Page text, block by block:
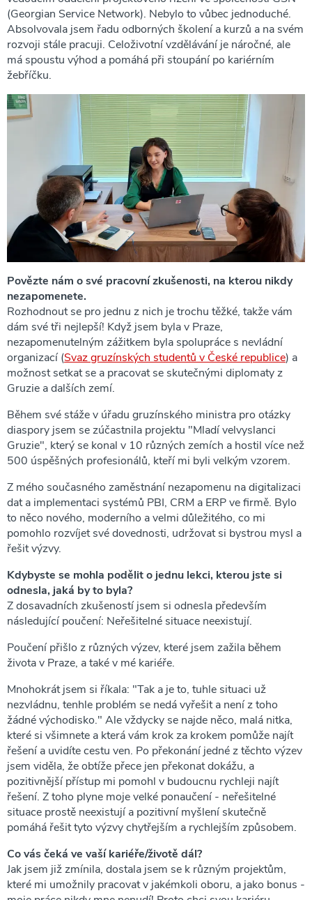
(Georgian Service Network). Nebylo to vůbec jednoduché.
Absolvovala jsem řadu odborných školení a kurzů a na svém
rozvoji stále pracuji. Celoživotní vzdělávání je náročné, ale
má spoustu výhod a pomáhá při stoupání po kariérním
žebříčku.
Povězte nám o své pracovní zkušenosti, na kterou nikdy
nezapomenete.
Rozhodnout se pro jednu z nich je trochu těžké, takže vám
dám své tři nejlepší! Když jsem byla v Praze,
nezapomenutelným zážitkem byla spolupráce s nevládní
organizací (Svaz gruzínských studentů v České republice) a
možnost setkat se a pracovat se skutečnými diplomaty z
Gruzie a dalších zemí.
Během své stáže v úřadu gruzínského ministra pro otázky
diaspory jsem se zúčastnila projektu "Mladí velvyslanci
Gruzie", který se konal v 10 různých zemích a hostil více než
500 úspěšných profesionálů, kteří mi byli velkým vzorem.
Z mého současného zaměstnání nezapomenu na digitalizaci
dat a implementaci systémů PBI, CRM a ERP ve firmě. Bylo
to něco nového, moderního a velmi důležitého, co mi
pomohlo rozvíjet své dovednosti, udržovat si bystrou mysl a
řešit výzvy.
Kdybyste se mohla podělit o jednu lekci, kterou jste si
odnesla, jaká by to byla?
Z dosavadních zkušeností jsem si odnesla především
následující poučení: Neřešitelné situace neexistují.
Poučení přišlo z různých výzev, které jsem zažila během
života v Praze, a také v mé kariéře.
Mnohokrát jsem si říkala: "Tak a je to, tuhle situaci už
nezvládnu, tenhle problém se nedá vyřešit a není z toho
žádné východisko." Ale vždycky se najde něco, malá nitka,
které si všimnete a která vám krok za krokem pomůže najít
řešení a uvidíte cestu ven. Po překonání jedné z těchto výzev
jsem viděla, že obtíže přece jen překonat dokážu, a
pozitivnější přístup mi pomohl v budoucnu rychleji najít
řešení. Z toho plyne moje velké ponaučení - neřešitelné
situace prostě neexistují a pozitivní myšlení skutečně
pomáhá řešit tyto výzvy chytřejším a rychlejším způsobem.
Co vás čeká ve vaší kariéře/životě dál?
Jak jsem již zmínila, dostala jsem se k různým projektům,
které mi umožnily pracovat v jakémkoli oboru, a jako bonus -